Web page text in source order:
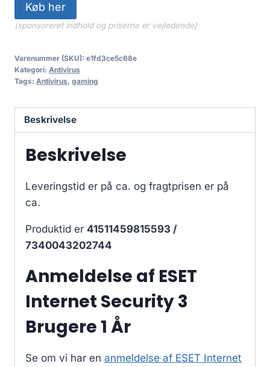
Køb her
(sponsoreret indhold og priserne er vejledende)
Varenummer (SKU): e1fd3ce5c68e
Kategori: Antivirus
Tags: Antivirus, gaming
Beskrivelse
Beskrivelse
Leveringstid er på ca. og fragtprisen er på
ca.
Produktid er 41511459815593 /
7340043202744
Anmeldelse af ESET
Internet Security 3
Brugere 1 År
Se om vi har en anmeldelse af ESET Internet